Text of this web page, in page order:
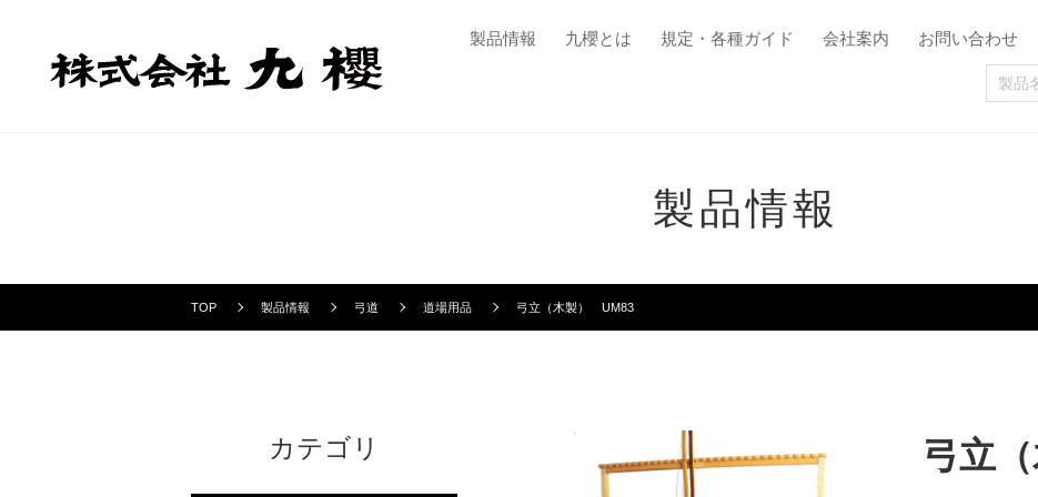
製品情報 九櫻とは 規定・各種ガイド 会社案内 お問い合わせ
製品情報
TOP 製品情報 弓道 道場用品 弓立（木製） UM83
弓立
カテゴリ